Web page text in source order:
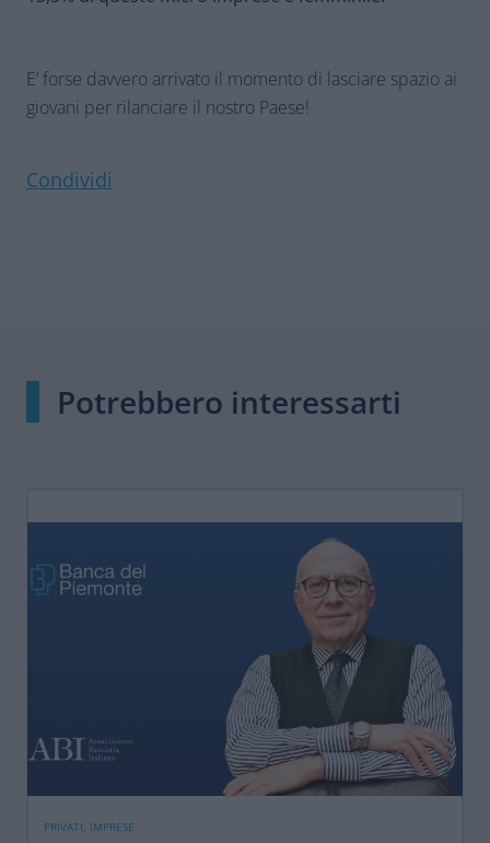
E’ forse davvero arrivato il momento di lasciare spazio ai
giovani per rilanciare il nostro Paese!
Condividi
Potrebbero interessarti
PRIVATI, IMPRESE